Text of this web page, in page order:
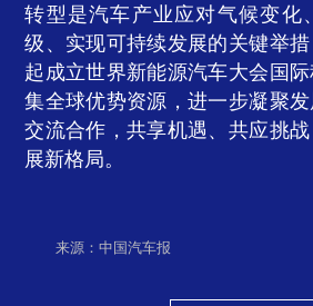
转型是汽车产业应对气候变化
级、实现可持续发展的关键举
起成立世界新能源汽车大会国
集全球优势资源，进一步凝聚
交流合作，共享机遇、共应挑
展新格局。
来源：中国汽车报